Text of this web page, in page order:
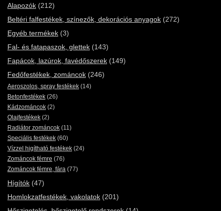
Alapozók (212)
Beltéri falfestékek, színezők, dekorációs anyagok (272)
Egyéb termékek (3)
Fal- és fatapaszok, glettek (143)
Fapácok, lazúrok, favédőszerek (149)
Fedőfestékek, zománcok (246)
Aeroszolos, spray festékek (14)
Betonfestékek (26)
Kádzománcok (2)
Olajfestékek (2)
Radiátor zománcok (11)
Speciális festékek (60)
Vízzel higítható festékek (24)
Zománcok fémre (76)
Zománcok fémre, fára (77)
Hígítók (47)
Homlokzatfestékek, vakolatok (201)